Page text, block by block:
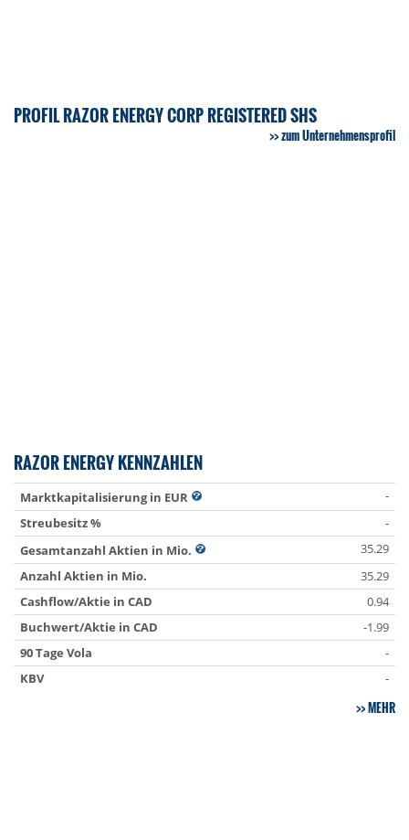
PROFIL RAZOR ENERGY CORP REGISTERED SHS
zum Unternehmensprofil
RAZOR ENERGY KENNZAHLEN
Marktkapitalisierung in EUR
-
Streubesitz %
-
Gesamtanzahl Aktien in Mio.
35.29
Anzahl Aktien in Mio.
35.29
Cashflow/Aktie in CAD
0.94
Buchwert/Aktie in CAD
-1.99
90 Tage Vola
-
KBV
-
MEHR